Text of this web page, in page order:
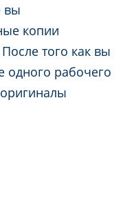
вы
копии
того как вы
одного рабочего